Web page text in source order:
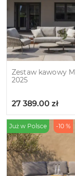
Zestaw kawowy
2025
27 389.00 zł
Już w Polsce -10 %